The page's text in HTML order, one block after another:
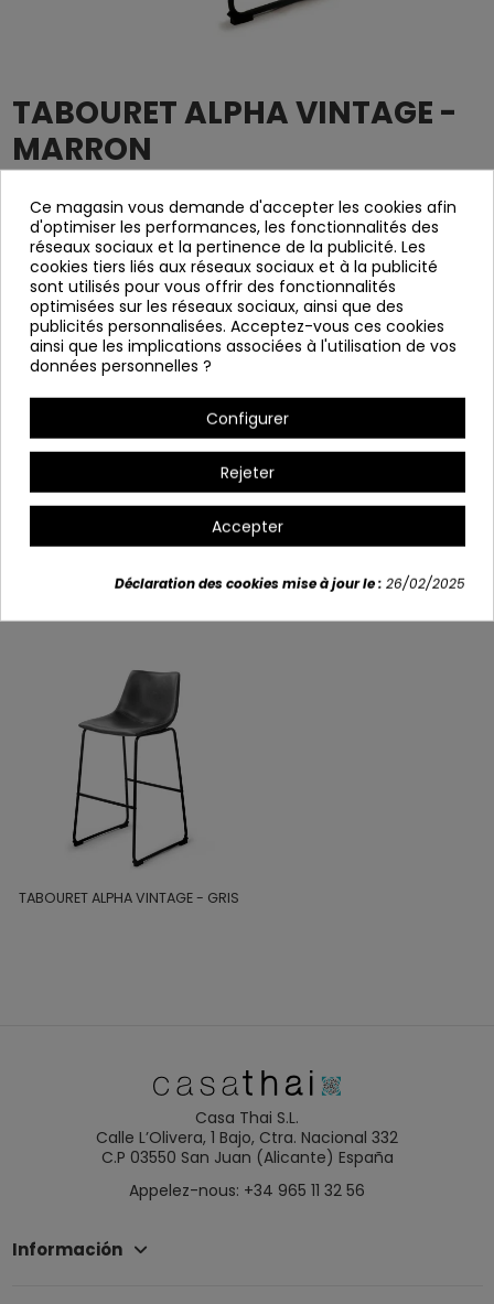
TABOURET ALPHA VINTAGE -
MARRON
Tabouret brun
Black Patterns
Mesures 46x54x99
Variants
Détails du produit
TABOURET ALPHA VINTAGE - GRIS
Casa Thai S.L.
Calle L’Olivera, 1 Bajo, Ctra. Nacional 332
C.P 03550 San Juan (Alicante) España
Appelez-nous: +34 965 11 32 56
Información
Ce magasin vous demande d'accepter les cookies afin
d'optimiser les performances, les fonctionnalités des
réseaux sociaux et la pertinence de la publicité. Les
cookies tiers liés aux réseaux sociaux et à la publicité
sont utilisés pour vous offrir des fonctionnalités
optimisées sur les réseaux sociaux, ainsi que des
publicités personnalisées. Acceptez-vous ces cookies
ainsi que les implications associées à l'utilisation de vos
données personnelles ?
Configurer
Rejeter
Accepter
Déclaration des cookies mise à jour le :26/02/2025